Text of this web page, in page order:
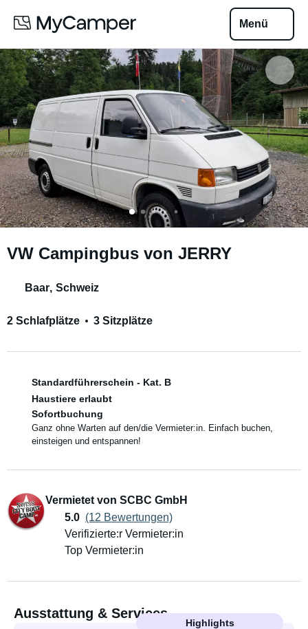
Menü
VW Campingbus von JERRY
Baar, Schweiz
2 Schlafplätze 3 Sitzplätze
Standardführerschein - Kat. B
Haustiere erlaubt
Sofortbuchung
Ganz ohne Warten auf den/die Vermieter:in. Einfach buchen,
einsteigen und entspannen!
Vermietet von SCBC GmbH
5.0 (12 Bewertungen)
Verifizierte:r Vermieter:in
Top Vermieter:in
Ausstattung & Services
Highlights